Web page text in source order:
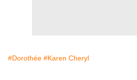
#Dorothée #Karen Cheryl